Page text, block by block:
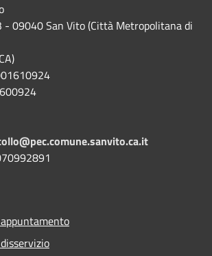
- 09040 San Vito (Città Metropolitana di